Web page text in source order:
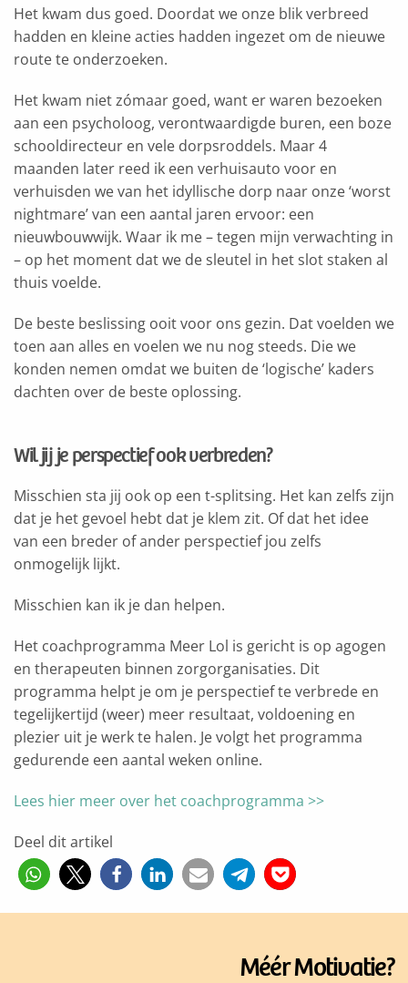
Het kwam dus goed. Doordat we onze blik verbreed
hadden en kleine acties hadden ingezet om de nieuwe
route te onderzoeken.
Het kwam niet zómaar goed, want er waren bezoeken
aan een psycholoog, verontwaardigde buren, een boze
schooldirecteur en vele dorpsroddels. Maar 4
maanden later reed ik een verhuisauto voor en
verhuisden we van het idyllische dorp naar onze ‘worst
nightmare’ van een aantal jaren ervoor: een
nieuwbouwwijk. Waar ik me – tegen mijn verwachting in
– op het moment dat we de sleutel in het slot staken al
thuis voelde.
De beste beslissing ooit voor ons gezin. Dat voelden we
toen aan alles en voelen we nu nog steeds. Die we
konden nemen omdat we buiten de ‘logische’ kaders
dachten over de beste oplossing.
Wil jij je perspectief ook verbreden?
Misschien sta jij ook op een t-splitsing. Het kan zelfs zijn
dat je het gevoel hebt dat je klem zit. Of dat het idee
van een breder of ander perspectief jou zelfs
onmogelijk lijkt.
Misschien kan ik je dan helpen.
Het coachprogramma Meer Lol is gericht is op agogen
en therapeuten binnen zorgorganisaties. Dit
programma helpt je om je perspectief te verbrede en
tegelijkertijd (weer) meer resultaat, voldoening en
plezier uit je werk te halen. Je volgt het programma
gedurende een aantal weken online.
Lees hier meer over het coachprogramma >>
Deel dit artikel
Méér Motivatie?